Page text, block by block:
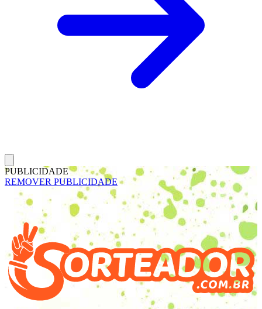
PUBLICIDADE
REMOVER PUBLICIDADE